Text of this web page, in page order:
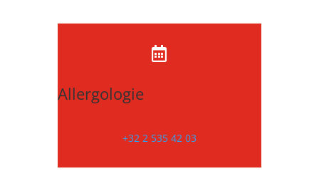

Allergologie
+32 2 535 42 03